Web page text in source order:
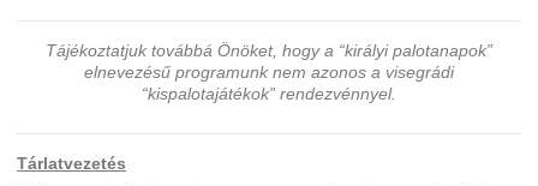
Tájékoztatjuk továbbá Önöket, hogy a “királyi palotanapok”
elnevezésű programunk nem azonos a visegrádi
“kispalotajátékok” rendezvénnyel.
Tárlatvezetés